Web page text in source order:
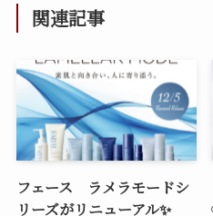
関連記事
フェース ラメラモードシ
リーズがリニューアル✨